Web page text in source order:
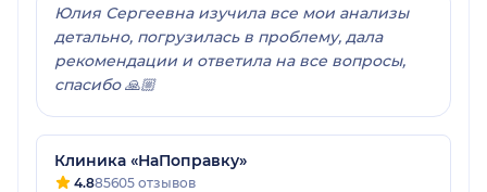
Юлия Сергеевна изучила все мои анализы
детально, погрузилась в проблему, дала
рекомендации и ответила на все вопросы,
спасибо 🙏🏼
Клиника «НаПоправку»
4.885605 отзывов